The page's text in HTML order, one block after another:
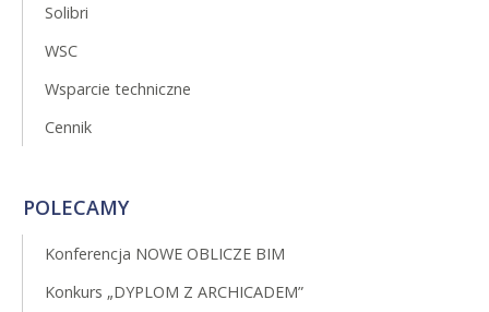
Solibri
WSC
Wsparcie techniczne
Cennik
POLECAMY
Konferencja NOWE OBLICZE BIM
Konkurs „DYPLOM Z ARCHICADEM”